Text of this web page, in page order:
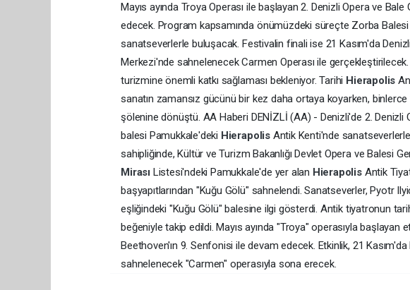
Mayıs ayında Troya Operası ile başlayan 2. Denizli Opera ve
edecek. Program kapsamında önümüzdeki süreçte Zorba
sanatseverlerle buluşacak. Festivalin finali ise 21 Kasım'da
Merkezi'nde sahnelenecek Carmen Operası ile
turizmine önemli katkı sağlaması bekleniyor. Tarihi Hierapolis
sanatın zamansız gücünü bir kez daha ortaya koyarken, binlerce
şölenine dönüştü. AA Haberi DENİZLİ (AA) - Denizli'de 2. Denizli
balesi Pamukkale'deki Hierapolis Antik Kenti'nde
sahipliğinde, Kültür ve Turizm Bakanlığı Devlet Opera ve Balesi
Mirası Listesi'ndeki Pamukkale'de yer alan Hierapolis Antik
başyapıtlarından "Kuğu Gölü" sahnelendi. Sanatseverler, Pyotr
eşliğindeki "Kuğu Gölü" balesine ilgi gösterdi. Antik tiyatronun
beğeniyle takip edildi. Mayıs ayında "Troya" operasıyla başlayan
Beethoven'ın 9. Senfonisi ile devam edecek. Etkinlik, 21
sahnelenecek "Carmen" operasıyla sona erecek.